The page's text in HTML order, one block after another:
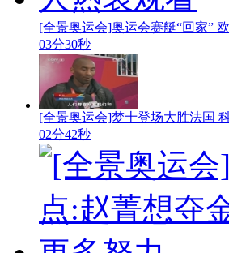
[全景奥运会]奥运会赛艇“回家”
03分30秒
[全景奥运会]梦十登场大胜法国
02分42秒